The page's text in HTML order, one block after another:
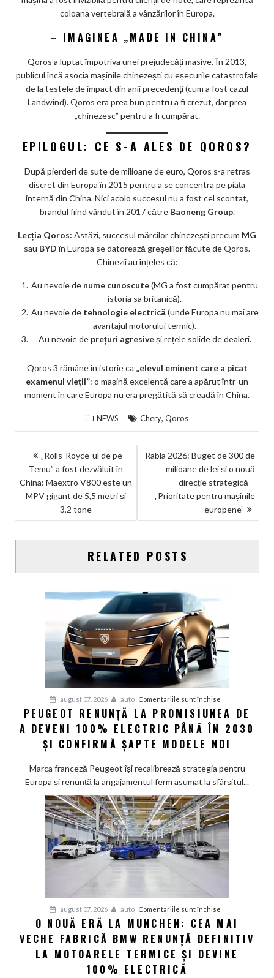
coloana vertebrală a vânzărilor în Europa.
– IMAGINEA „MADE IN CHINA”
Qoros a luptat împotriva unei prejudecăți masive. În 2013,
publicul încă asocia mașinile chinezești cu eșecurile catastrofale
de la testele de impact din anii precedenți (cum a fost cazul
Landwind). Qoros era prea bun pentru a fi crezut, dar prea
„chinezesc” pentru a fi cumpărat.
EPILOGUL: CE S-A ALES DE QOROS?
După pierderi de sute de milioane de euro, Qoros s-a retras
discret din Europa în 2015 pentru a se concentra pe piața
internă din China. Nici acolo succesul nu a fost cel scontat,
brandul fiind vândut în 2017 către Baoneng Group.
Lecția Qoros: Astăzi, succesul mărcilor chinezești precum MG
sau BYDîn Europa se datorează greșelilor făcute de Qoros.
Chinezii au înțeles că:
Au nevoie de nume cunoscute(MG a fost cumpărat pentru
istoria sa britanică).
Au nevoie de tehnologie electrică(unde Europa nu mai are
avantajul motorului termic).
Au nevoie de prețuri agresiveși rețele solide de dealeri.
Qoros 3 rămâne în istorie ca „elevul eminent care a picat
examenul vieții”: o mașină excelentă care a apărut într-un
moment în care Europa nu era pregătită să creadă în China.
NEWS Chery, Qoros
NAVIGARE
ARTICOLE
„Rolls-Royce-ul de pe
Temu” a fost dezvăluit în
China: Maextro V800 este un
MPV gigant de 5,5 metri și
3,2 tone
Rabla 2026: Buget de 300 de
milioane de lei și o nouă
direcție strategică –
„Prioritate pentru mașinile
europene”
RELATED POSTS
august 07, 2026 auto Comentariile sunt închise
Peugeot
renunță
la
de
a
100%
electric
până
2030
șapte
noi
PEUGEOT RENUNȚĂ LA PROMISIUNEA DE
A DEVENI 100% ELECTRIC PÂNĂ ÎN 2030
ȘI CONFIRMĂ ȘAPTE MODELE NOI
Marca franceză Peugeot își recalibrează strategia pentru
Europa și renunță la angajamentul ferm asumat la sfârșitul...
august 07, 2026 auto Comentariile sunt închise
O
nouă
eră
O NOUĂ ERĂ LA MUNCHEN: CEA MAI
VECHE FABRICĂ BMW RENUNȚĂ DEFINITIV
LA MOTOARELE TERMICE ȘI DEVINE
100% ELECTRICĂ